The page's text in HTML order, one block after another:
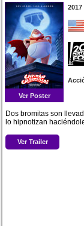
Ver Poster
2017
Dos bromitas son
lo hipnotizan
Ver Trailer